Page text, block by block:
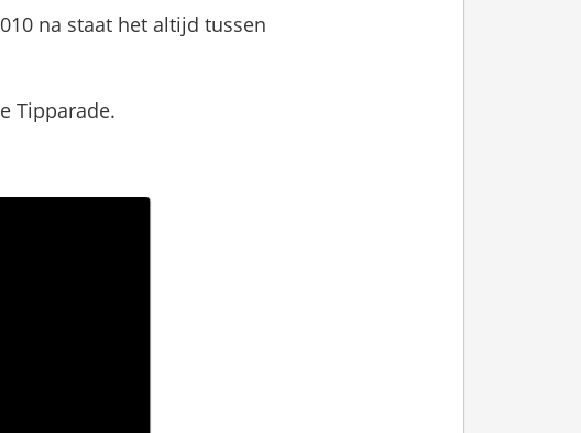
na staat het altijd tussen
Tipparade.